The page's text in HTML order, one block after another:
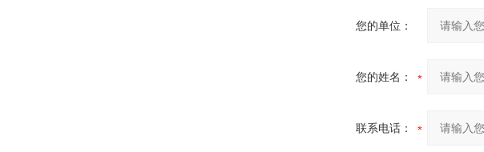
您的单位：
您的姓名：
联系电话：